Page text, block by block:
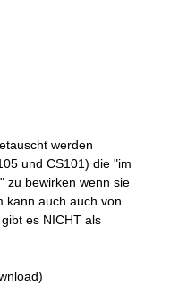
werden
und CS101) die "im
zu bewirken wenn sie
kann auch auch von
es NICHT als